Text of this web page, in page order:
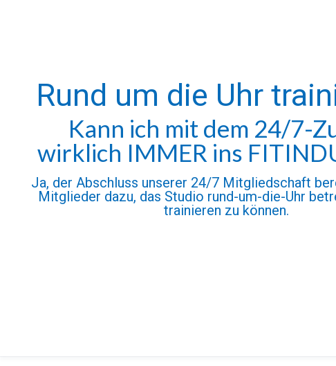
Rund um die Uhr
Kann ich mit dem 24/7-
wirklich IMMER ins
Ja, der Abschluss unserer 24/7 Mitgliedschaft
Mitglieder dazu, das Studio rund-um-die-Uhr
trainieren zu können.